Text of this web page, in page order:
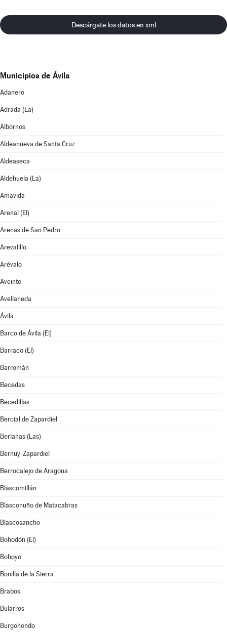
Descárgate los datos en xml
Municipios de Ávila
Adanero
Adrada (La)
Albornos
Aldeanueva de Santa Cruz
Aldeaseca
Aldehuela (La)
Amavida
Arenal (El)
Arenas de San Pedro
Arevalillo
Arévalo
Aveinte
Avellaneda
Ávila
Barco de Ávila (El)
Barraco (El)
Barromán
Becedas
Becedillas
Bercial de Zapardiel
Berlanas (Las)
Bernuy-Zapardiel
Berrocalejo de Aragona
Blascomillán
Blasconuño de Matacabras
Blascosancho
Bohodón (El)
Bohoyo
Bonilla de la Sierra
Brabos
Bularros
Burgohondo